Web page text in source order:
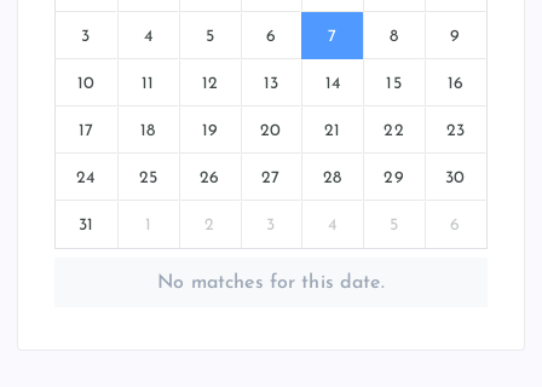
3 4 5 6 7 8 9
10 11 12 13 14 15 16
17 18 19 20 21 22 23
24 25 26 27 28 29 30
31 1 2 3 4 5 6
No matches for this date.